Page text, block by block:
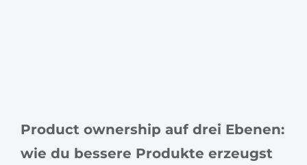
Product ownership auf drei Ebenen:
wie du bessere Produkte erzeugst